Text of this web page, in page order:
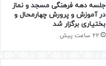
جلسه دهه فرهنگی مسجد و نماز
در آموزش و پرورش چهارمحال و
بختیاری برگزار شد
22 ساعت پیش